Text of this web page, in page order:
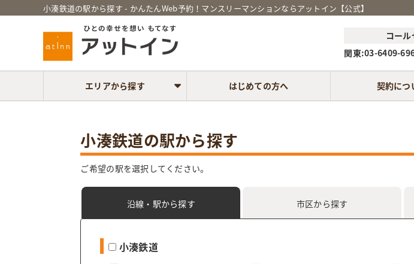
小湊鉄道の駅から探す - かんたんWeb予約！マンスリーマンションならアットイン【公式】
コー
関東:03-6409-
エリアから探す はじめての方へ 契約につ
小湊鉄道の駅から探す
ご希望の駅を選択してください。
沿線・駅から探す 市区から探す
小湊鉄道